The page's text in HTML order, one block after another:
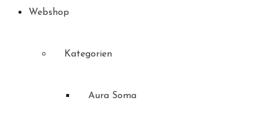
Webshop
Kategorien
Aura Soma